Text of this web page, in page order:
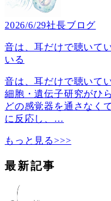
2026/6/29社長ブログ
音は、耳だけで聴いて
いる
音は、耳だけで聴いて
細胞・遺伝子研究がひ
どの感覚器を通さなく
に反応し、 …
もっと見る>>>
最新記事